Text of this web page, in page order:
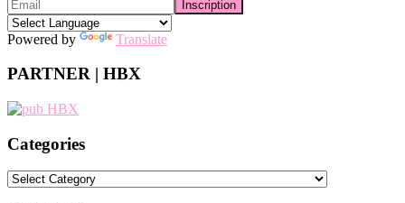
Powered by Translate
PARTNER | HBX
Categories
Categories